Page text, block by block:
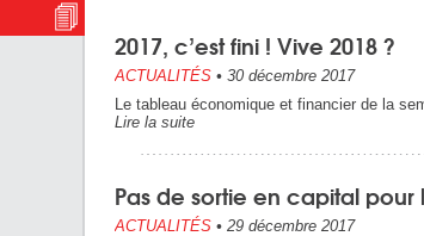
2017, c’est fini ! Vive 2018 ?
ACTUALITÉS • 30 décembre 2017
Le tableau économique et financier de la
Lire la suite
Pas de sortie en capital pour
ACTUALITÉS • 29 décembre 2017